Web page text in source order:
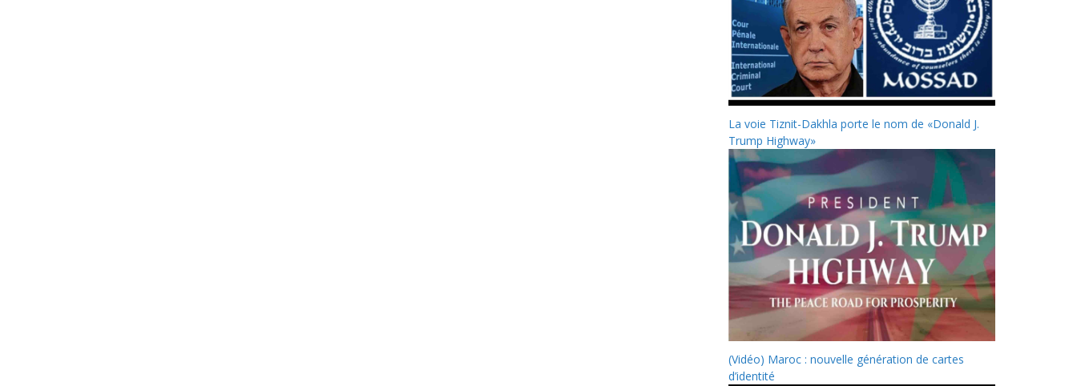
La voie Tiznit-Dakhla porte le nom de «Donald J.
Trump Highway»
(Vidéo) Maroc : nouvelle génération de cartes
d’identité